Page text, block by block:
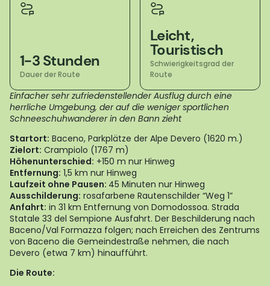
1-3 Stunden
Dauer der Route
Leicht,
Touristisch
Schwierigkeitsgrad der
Route
Einfacher sehr zufriedenstellender Ausflug durch eine
herrliche Umgebung, der auf die weniger sportlichen
Schneeschuhwanderer in den Bann zieht
Startort: Baceno, Parkplätze der Alpe Devero (1620 m.)
Zielort: Crampiolo (1767 m)
Höhenunterschied: +150 m nur Hinweg
Entfernung: 1,5 km nur Hinweg
Laufzeit ohne Pausen: 45 Minuten nur Hinweg
Ausschilderung: rosafarbene Rautenschilder “Weg 1”
Anfahrt: in 31 km Entfernung von Domodossoa. Strada
Statale 33 del Sempione Ausfahrt. Der Beschilderung nach
Baceno/Val Formazza folgen; nach Erreichen des Zentrums
von Baceno die Gemeindestraße nehmen, die nach
Devero (etwa 7 km) hinaufführt.
Die Route: